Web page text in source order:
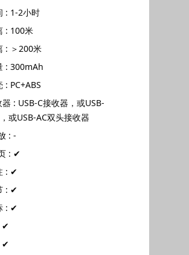
: 1-2小时
: 100米
: ＞200米
: 300mAh
: PC+ABS
器 : USB-C接收器，或USB-
或USB-AC双头接收器
: -
: ✔
: ✔
: ✔
: ✔
✔
✔